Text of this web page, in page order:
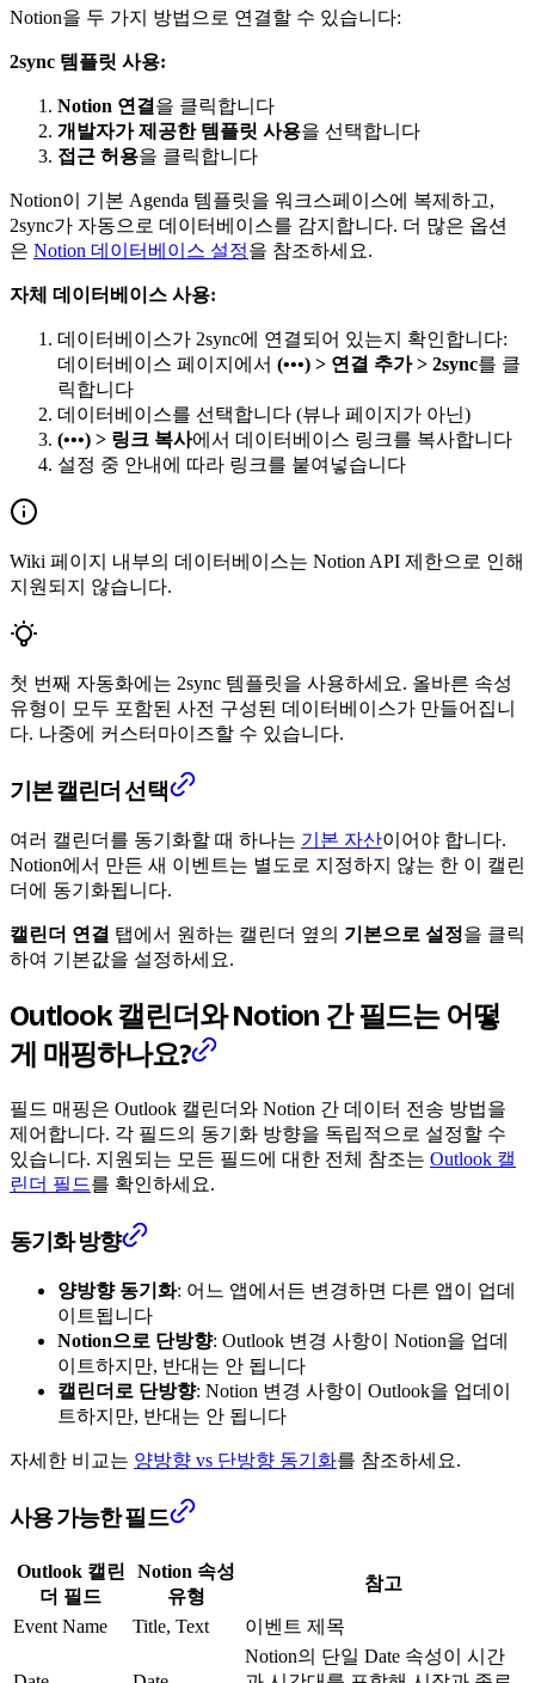
Notion을 두 가지 방법으로 연결할 수 있습니다:
2sync 템플릿 사용:
Notion 연결 을 클릭합니다
개발자가 제공한 템플릿 사용을 선택합니다
접근 허용을 클릭합니다
Notion이 기본 Agenda 템플릿을 워크스페이스에 복제하고,
2sync가 자동으로 데이터베이스를 감지합니다. 더 많은 옵션
은 Notion 데이터베이스 설정을 참조하세요.
자체 데이터베이스 사용:
데이터베이스가 2sync에 연결되어 있는지 확인합니다:
데이터베이스 페이지에서 (•••) > 연결 추가 > 2sync를 클
릭합니다
데이터베이스를 선택합니다 (뷰나 페이지가 아닌)
(•••) > 링크 복사에서 데이터베이스 링크를 복사합니다
설정 중 안내에 따라 링크를 붙여넣습니다
Wiki 페이지 내부의 데이터베이스는 Notion API 제한으로 인해
지원되지 않습니다.
첫 번째 자동화에는 2sync 템플릿을 사용하세요. 올바른 속성
유형이 모두 포함된 사전 구성된 데이터베이스가 만들어집니
다. 나중에 커스터마이즈할 수 있습니다.
기본 캘린더 선택
여러 캘린더를 동기화할 때 하나는 기본 자산이어야 합니다.
Notion에서 만든 새 이벤트는 별도로 지정하지 않는 한 이 캘린
더에 동기화됩니다.
캘린더 연결 탭에서 원하는 캘린더 옆의 기본으로 설정을 클릭
하여 기본값을 설정하세요.
Outlook 캘린더와 Notion 간 필드는 어떻
게 매핑하나요?
필드 매핑은 Outlook 캘린더와 Notion 간 데이터 전송 방법을
제어합니다. 각 필드의 동기화 방향을 독립적으로 설정할 수
있습니다. 지원되는 모든 필드에 대한 전체 참조는 Outlook 캘
린더 필드를 확인하세요.
동기화 방향
양방향 동기화: 어느 앱에서든 변경하면 다른 앱이 업데
이트됩니다
Notion으로 단방향: Outlook 변경 사항이 Notion을 업데
이트하지만, 반대는 안 됩니다
캘린더로 단방향: Notion 변경 사항이 Outlook을 업데이
트하지만, 반대는 안 됩니다
자세한 비교는 양방향 vs 단방향 동기화를 참조하세요.
사용 가능한 필드
Outlook 캘린
더 필드
Notion 속성
유형
참고
Event Name Title, Text 이벤트 제목
Notion의 단일 Date 속성이 시간